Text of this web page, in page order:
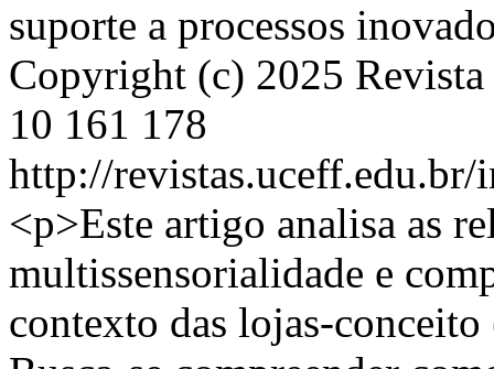
suporte a processos
Copyright (c) 2025
10 161 178
http://
<p>Este artigo analisa as
multissensorialidade e
contexto das lojas-